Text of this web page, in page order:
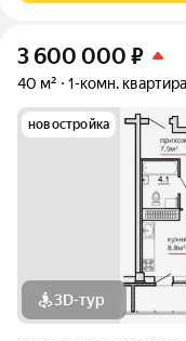
3 600 000 ₽
40 м² 1-комн. квартира
новостройка
3D-тур